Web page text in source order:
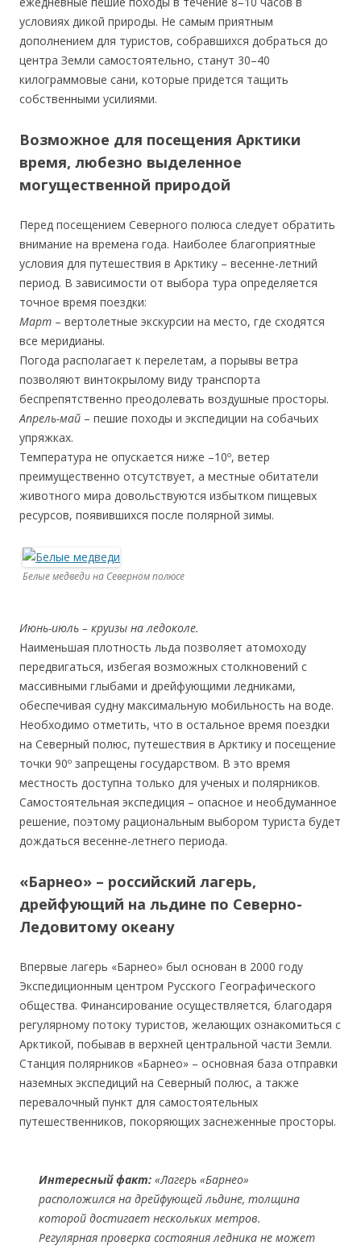
условиях дикой природы. Не самым приятным
дополнением для туристов, собравшихся добраться до
центра Земли самостоятельно, станут 30–40
килограммовые сани, которые придется тащить
собственными усилиями.
Возможное для посещения Арктики
время, любезно выделенное
могущественной природой
Перед посещением Северного полюса следует обратить
внимание на времена года. Наиболее благоприятные
условия для путешествия в Арктику – весенне-летний
период. В зависимости от выбора тура определяется
точное время поездки:
Март – вертолетные экскурсии на место, где сходятся
все меридианы.
Погода располагает к перелетам, а порывы ветра
позволяют винтокрылому виду транспорта
беспрепятственно преодолевать воздушные просторы.
Апрель-май – пешие походы и экспедиции на собачьих
упряжках.
Температура не опускается ниже –10º, ветер
преимущественно отсутствует, а местные обитатели
животного мира довольствуются избытком пищевых
ресурсов, появившихся после полярной зимы.
Белые медведи на Северном полюсе
Июнь-июль – круизы на ледоколе.
Наименьшая плотность льда позволяет атомоходу
передвигаться, избегая возможных столкновений с
массивными глыбами и дрейфующими ледниками,
обеспечивая судну максимальную мобильность на воде.
Необходимо отметить, что в остальное время поездки
на Северный полюс, путешествия в Арктику и посещение
точки 90º запрещены государством. В это время
местность доступна только для ученых и полярников.
Самостоятельная экспедиция – опасное и необдуманное
решение, поэтому рациональным выбором туриста будет
дождаться весенне-летнего периода.
«Барнео» – российский лагерь,
дрейфующий на льдине по Северно-
Ледовитому океану
Впервые лагерь «Барнео» был основан в 2000 году
Экспедиционным центром Русского Географического
общества. Финансирование осуществляется, благодаря
регулярному потоку туристов, желающих ознакомиться с
Арктикой, побывав в верхней центральной части Земли.
Станция полярников «Барнео» – основная база отправки
наземных экспедиций на Северный полюс, а также
перевалочный пункт для самостоятельных
путешественников, покоряющих заснеженные просторы.
Интересный факт: «Лагерь «Барнео»
расположился на дрейфующей льдине, толщина
которой достигает нескольких метров.
Регулярная проверка состояния ледника не может